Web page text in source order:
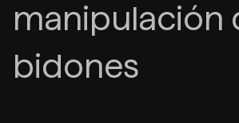
manipulación
bidones